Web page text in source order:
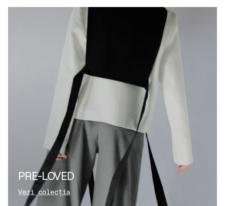
PRE-LOVED
Vezi colecția